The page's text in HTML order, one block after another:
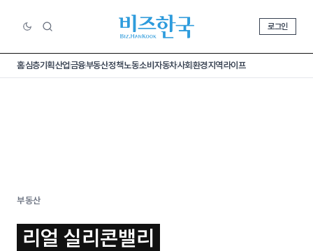
로그인
홈심층기획산업금융부동산정책노동소비 자동차사회환경지역라이프
부동산
리얼 실리콘밸리